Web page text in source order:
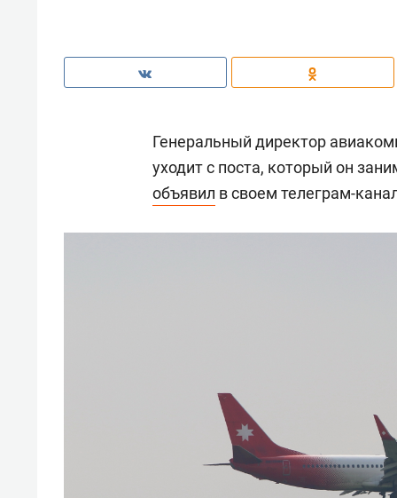
Генеральный директор
уходит с поста, который он
объявил в своем телеграм-